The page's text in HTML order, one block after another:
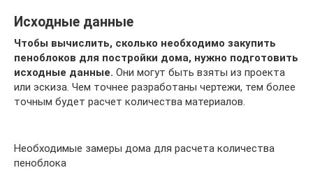
Исходные данные
Чтобы вычислить, сколько необходимо закупить
пеноблоков для постройки дома, нужно подготовить
исходные данные. Они могут быть взяты из проекта
или эскиза. Чем точнее разработаны чертежи, тем более
точным будет расчет количества материалов.
Необходимые замеры дома для расчета количества
пеноблока